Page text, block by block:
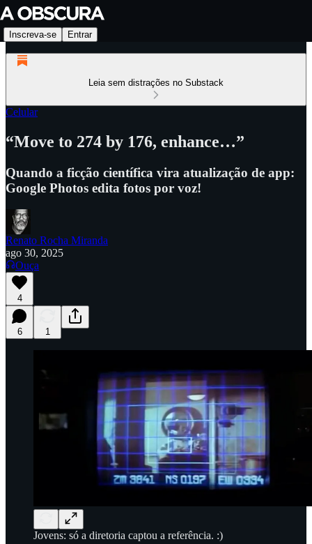
Inscreva-se Entrar
Leia sem distrações no Substack
Celular
“Move to 274 by 176, enhance…”
Quando a ficção científica vira atualização de app:
Google Photos edita fotos por voz!
Renato Rocha Miranda
ago 30, 2025
Ouça
4
6 1
Jovens: só a diretoria captou a referência. :)